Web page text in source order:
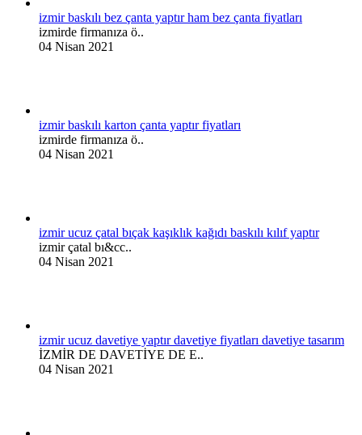
izmir baskılı bez çanta yaptır ham bez çanta fiyatları
izmirde firmanıza ö..
04 Nisan 2021
izmir baskılı karton çanta yaptır fiyatları
izmirde firmanıza ö..
04 Nisan 2021
izmir ucuz çatal bıçak kaşıklık kağıdı baskılı kılıf yaptır
izmir çatal bı&cc..
04 Nisan 2021
izmir ucuz davetiye yaptır davetiye fiyatları davetiye tasarım
İZMİR DE DAVETİYE DE E..
04 Nisan 2021